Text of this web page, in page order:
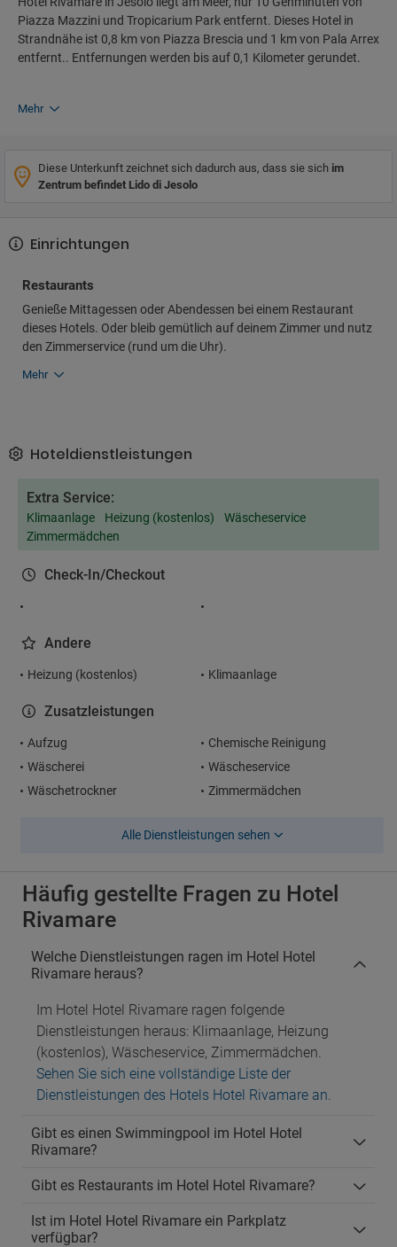
Piazza Mazzini und Tropicarium Park entfernt. Dieses Hotel in
Strandnähe ist 0,8 km von Piazza Brescia und 1 km von Pala Arrex
entfernt.. Entfernungen werden bis auf 0,1 Kilometer gerundet.
Mehr
Diese Unterkunft zeichnet sich dadurch aus, dass sie sich im
Zentrum befindet Lido di Jesolo
Einrichtungen
Restaurants
Genieße Mittagessen oder Abendessen bei einem Restaurant
dieses Hotels. Oder bleib gemütlich auf deinem Zimmer und nutz
den Zimmerservice (rund um die Uhr).
Mehr
Hoteldienstleistungen
Extra Service:
Klimaanlage Heizung (kostenlos)
Wäscheservice
Zimmermädchen
Check-In/Checkout
Andere
Heizung (kostenlos) Klimaanlage
Zusatzleistungen
Aufzug
Chemische Reinigung
Wäscherei
Wäscheservice
Wäschetrockner
Zimmermädchen
Alle Dienstleistungen sehen
Häufig gestellte Fragen zu Hotel
Rivamare
Welche Dienstleistungen ragen im Hotel Hotel
Rivamare heraus?
Im Hotel Hotel Rivamare ragen folgende
Dienstleistungen heraus: Klimaanlage, Heizung
(kostenlos), Wäscheservice, Zimmermädchen.
Sehen Sie sich eine vollständige Liste der
Dienstleistungen des Hotels Hotel Rivamare an.
Gibt es einen Swimmingpool im Hotel Hotel
Rivamare?
Gibt es Restaurants im Hotel Hotel Rivamare?
Ist im Hotel Hotel Rivamare ein Parkplatz
verfügbar?